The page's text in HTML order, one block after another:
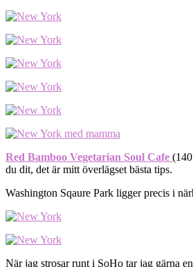
Red Bamboo Vegetarian Soul Cafe
du dit, det är mitt överlägset bästa tips.
Washington Sqaure Park ligger precis i
När jag strosar runt i SoHo tar jag gärna